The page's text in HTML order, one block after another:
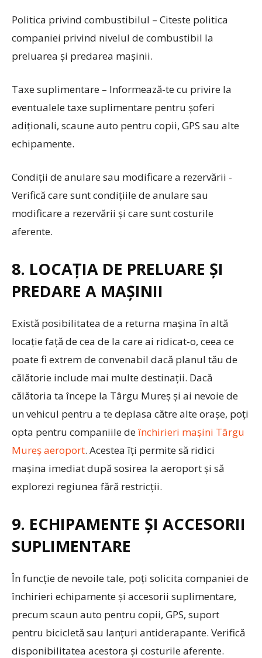
Politica privind combustibilul – Citeste politica
companiei privind nivelul de combustibil la
preluarea și predarea mașinii.
Taxe suplimentare – Informează-te cu privire la
eventualele taxe suplimentare pentru șoferi
adiționali, scaune auto pentru copii, GPS sau alte
echipamente.
Condiții de anulare sau modificare a rezervării -
Verifică care sunt condițiile de anulare sau
modificare a rezervării și care sunt costurile
aferente.
8. LOCAȚIA DE PRELUARE ȘI
PREDARE A MAȘINII
Există posibilitatea de a returna mașina în altă
locație față de cea de la care ai ridicat-o, ceea ce
poate fi extrem de convenabil dacă planul tău de
călătorie include mai multe destinații. Dacă
călătoria ta începe la Târgu Mureș și ai nevoie de
un vehicul pentru a te deplasa către alte orașe, poți
opta pentru companiile deînchirieri mașini Târgu
Mureș aeroport. Acestea îți permite să ridici
mașina imediat după sosirea la aeroport și să
explorezi regiunea fără restricții.
9. ECHIPAMENTE ȘI ACCESORII
SUPLIMENTARE
În funcție de nevoile tale, poți solicita companiei de
închirieri echipamente și accesorii suplimentare,
precum scaun auto pentru copii, GPS, suport
pentru bicicletă sau lanțuri antiderapante. Verifică
disponibilitatea acestora și costurile aferente.